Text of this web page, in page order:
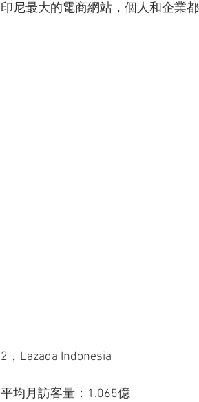
印尼最大的電商網站，個人和企業
2，Lazada Indonesia
平均月訪客量：1.065億